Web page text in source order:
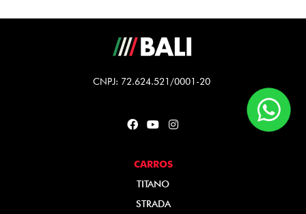
CNPJ: 72.624.521/0001-20
CARROS
TITANO
STRADA